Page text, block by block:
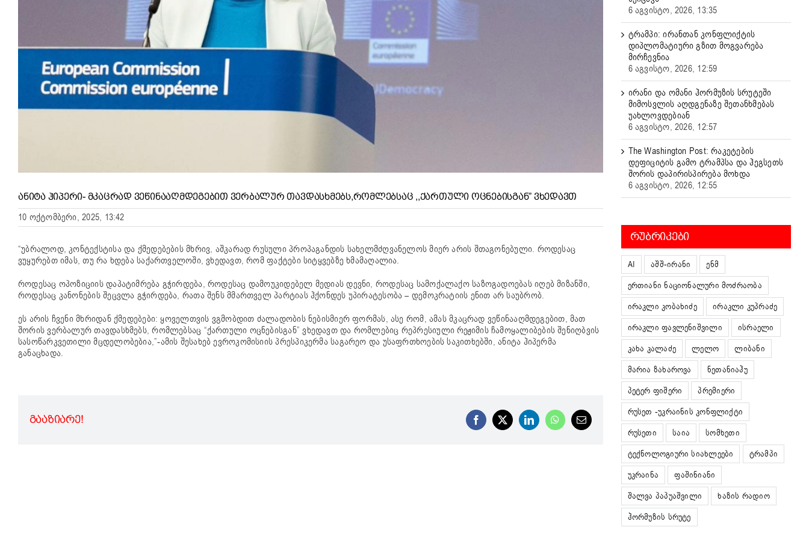
ᲐᲜᲘᲢᲐ ᲰᲘᲞᲔᲠᲘ- ᲛᲙᲐᲪᲠᲐᲓ ᲕᲔᲬᲘᲜᲐᲐᲦᲛᲓᲔᲒᲔᲑᲘᲗ ᲕᲔᲠᲑᲐᲚᲣᲠ ᲗᲐᲕᲓᲐᲡᲮᲛᲔᲑᲡ,ᲠᲝᲛᲚᲔᲑᲡᲐᲪ ,,ᲥᲐᲠᲗᲣᲚᲘ ᲝᲪᲜᲔᲑᲘᲡᲒᲐᲜ” ᲕᲮᲔᲓᲐᲕᲗ
10 ოქტომბერი, 2025, 13:42
“უბრალოდ, კონტექსტისა და ქმედებების მხრივ, აშკარად რუსული პროპაგანდის სახელმძღვანელოს მიერ არის შთაგონებული. როდესაც
ვუყურებთ იმას, თუ რა ხდება საქართველოში, ვხედავთ, რომ ფაქტები სიტყვებზე ხმამაღალია.
როდესაც ოპოზიციის დაპატიმრება გჭირდება, როდესაც დამოუკიდებელ მედიას დევნი, როდესაც სამოქალაქო საზოგადოებას იღებ მიზანში,
როდესაც კანონების შეცვლა გჭირდება, რათა შენს მმართველ პარტიას ჰქონდეს უპირატესობა – დემოკრატიის ენით არ საუბრობ.
ეს არის ჩვენი მხრიდან ქმედებები: ყოველთვის ვგმობდით ძალადობის ნებისმიერ ფორმას, ასე რომ, ამას მკაცრად ვეწინააღმდეგებით, მათ
შორის ვერბალურ თავდასხმებს, რომლებსაც “ქართული ოცნებისგან” ვხედავთ და რომლებიც რეპრესიული რეჟიმის ჩამოყალიბების შენიღბვის
სასოწარკვეთილი მცდელობებია,”-ამის შესახებ ევროკომისიის პრესპიკერმა საგარეო და უსაფრთხოების საკითხებში, ანიტა ჰიპერმა
განაცხადა.
ᲒᲐᲐᲖᲘᲐᲠᲔ! Facebook
X LinkedInWhatsApp
Email
6 აგვისტო, 2026, 13:35
ტრამპი: ირანთან კონფლიქტის
დიპლომატიური გზით მოგვარება
მირჩევნია
6 აგვისტო, 2026, 12:59
ირანი და ომანი ჰორმუზის სრუტეში
მიმოსვლის აღდგენაზე შეთანხმებას
უახლოვდებიან
6 აგვისტო, 2026, 12:57
The Washington Post: რაკეტების
დეფიციტის გამო ტრამპსა და ჰეგსეთს
შორის დაპირისპირება მოხდა
6 აგვისტო, 2026, 12:55
ᲠᲣᲑᲠᲘᲙᲔᲑᲘ
AI აშშ-ირანი
ენმ
ერთიანი ნაციონალური მოძრაობა
ირაკლი კობახიძე
ირაკლი კუპრაძე
ირაკლი ფავლენიშვილი
ისრაელი
კახა კალაძე
ლელო
ლიბანი
მარია ზახაროვა
ნეთანიაჰუ
პეტერ ფიშერი
პრემიერი
რუსეთ -უკრაინის კონფლიქტი
რუსეთი
საია
სომხეთი
ტექნოლოგიური სიახლეები
ტრამპი
უკრაინა
ფაშინიანი
შალვა პაპუაშვილი
ხაზის რადიო
ჰორმუზის სრუტე